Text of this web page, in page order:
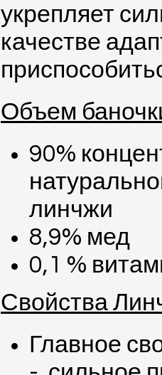
укрепляет
качестве
Объем
90%
линчжи
8,9% мед
0,1 %
Свойства
Главное